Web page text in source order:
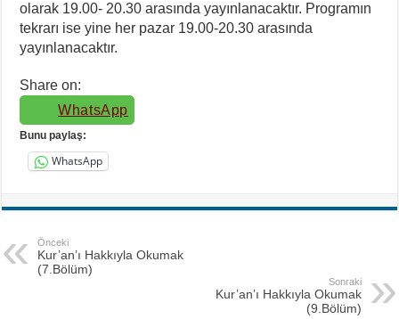
olarak 19.00- 20.30 arasında yayınlanacaktır. Programın
tekrarı ise yine her pazar 19.00-20.30 arasında
yayınlanacaktır.
Share on:
WhatsApp
Bunu paylaş:
WhatsApp
Önceki
Kur’an’ı Hakkıyla Okumak
(7.Bölüm)
Sonraki
Kur’an’ı Hakkıyla Okumak
(9.Bölüm)